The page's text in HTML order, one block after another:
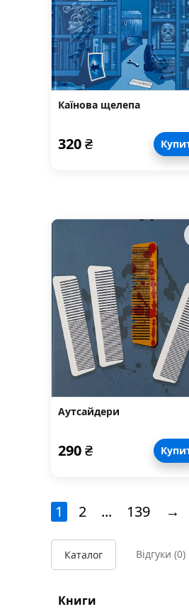
Каїнова щелепа
320₴
Аутсайдери
290₴
1 2 ... 139 →
Каталог Відгуки (0)
Книги